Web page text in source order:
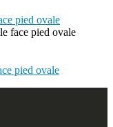
pied ovale
face pied ovale